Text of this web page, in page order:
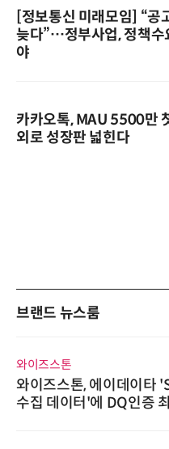
[정보통신 미래모임] “공
늦다”…정부사업, 정책수
야
카카오톡, MAU 5500만
외로 성장판 넓힌다
브랜드 뉴스룸
와이즈스톤
와이즈스톤, 에이데이타
수집 데이터'에 DQ인증